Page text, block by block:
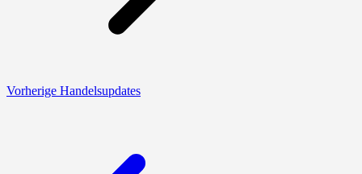
Vorherige Handelsupdates